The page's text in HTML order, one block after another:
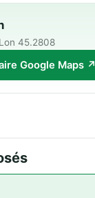
45.2808
Google Maps ↗